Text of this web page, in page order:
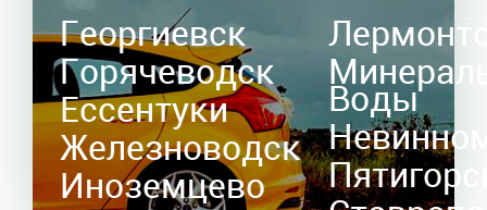
Георгиевск
Горячеводск
Ессентуки
Железноводск
Иноземцево
Воды